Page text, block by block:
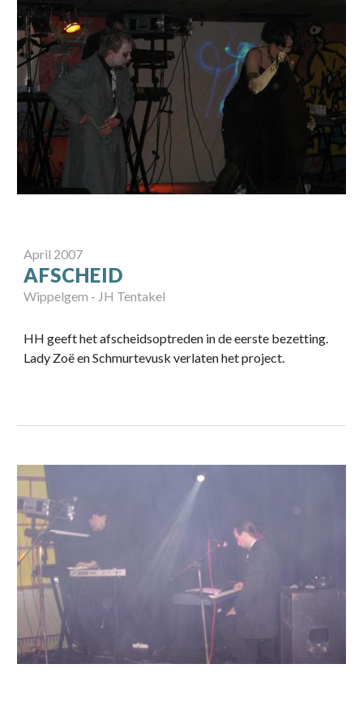
April 2007
AFSCHEID
Wippelgem - JH Tentakel
HH geeft het afscheidsoptreden in de eerste bezetting.
Lady Zoë en Schmurtevusk verlaten het project.